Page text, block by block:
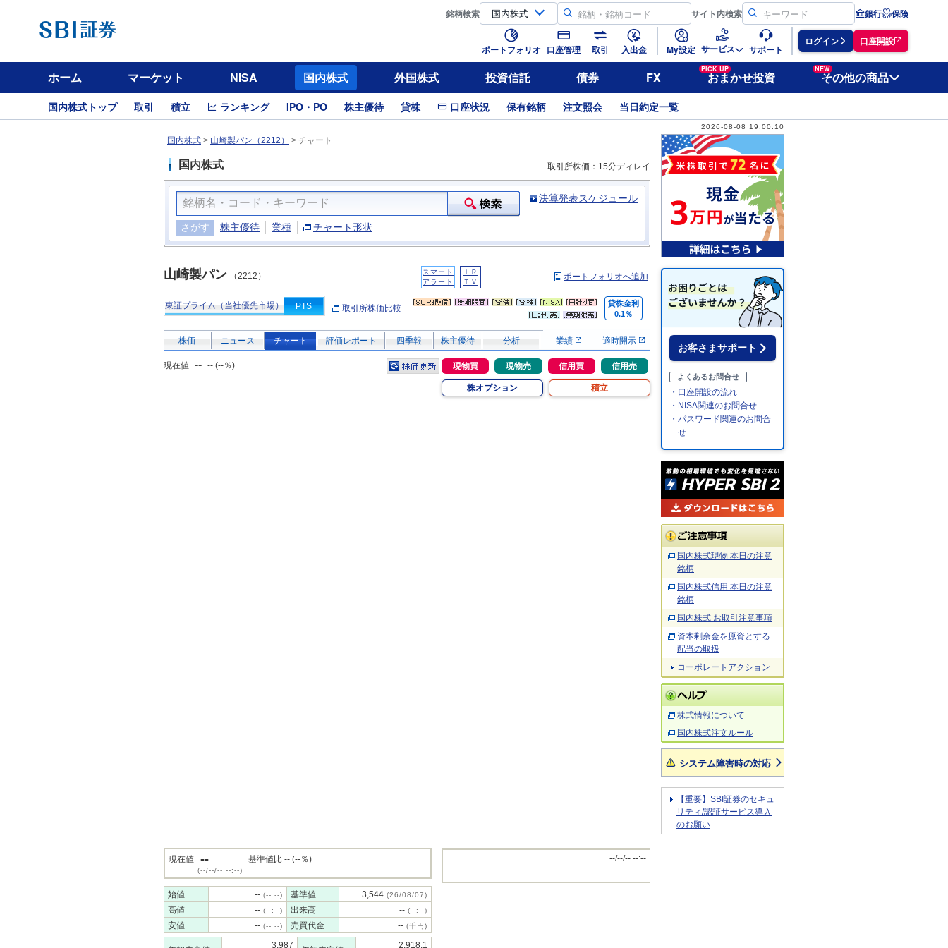
銘柄検索 サイト内検索 銀行 保険
ポートフォリオ 口座管理 取引 入出金 My設定 サービス サポート
ログイン 口座開設
ホーム マーケット NISA 国内株式 外国株式 投資信託 債券 FX
PICK UP
おまかせ投資
NEW
その他の商品
国内株式トップ 取引 積立 ランキング IPO・PO 株主優待 貸株 口座状況 保有銘柄 注文照会 当日約定一覧
2026-08-08 19:00:10
国内株式 > 山崎製パン（2212） > チャート
国内株式 取引所株価：15分ディレイ
決算発表スケジュール
さがす 株主優待 業種 チャート形状
山崎製パン （2212）
スマート
アラート
ＩＲ
ＴＶ
ポートフォリオへ追加
東証プライム（当社優先市場） PTS 取引所株価比較
貸株金利
0.1％
株価 ニュース チャート 評価レポート 四季報 株主優待 分析 業績 適時開示
現在値 -- -- (--％) 現物買 現物売 信用買 信用売
株オプション 積立
現在値 --
(--/--/-- --:--)
基準値比 -- (--％)
始値 -- (--:--) 基準値 3,544 (26/08/07)
高値 -- (--:--) 出来高 -- (--:--)
安値 -- (--:--) 売買代金 -- (千円)
3,987 2,918.1
--/--/-- --:--
お客さまサポート
よくあるお問合せ
・口座開設の流れ
・NISA関連のお問合せ
・パスワード関連のお問合
せ
国内株式現物 本日の注意
銘柄
国内株式信用 本日の注意
銘柄
国内株式 お取引注意事項
資本剰余金を原資とする
配当の取扱
コーポレートアクション
株式情報について
国内株式注文ルール
システム障害時の対応
【重要】SBI証券のセキュ
リティ/認証サービス導入
のお願い